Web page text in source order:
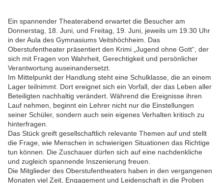
Ein spannender Theaterabend erwartet die Besucher am
Donnerstag, 18. Juni, und Freitag, 19. Juni, jeweils um 19.30 Uhr
in der Aula des Gymnasiums Veitshöchheim. Das
Oberstufentheater präsentiert den Krimi „Jugend ohne Gott“, der
sich mit Fragen von Wahrheit, Gerechtigkeit und persönlicher
Verantwortung auseinandersetzt.
Im Mittelpunkt der Handlung steht eine Schulklasse, die an einem
Lager teilnimmt. Dort ereignet sich ein Vorfall, der das Leben aller
Beteiligten nachhaltig verändert. Während die Ereignisse ihren
Lauf nehmen, beginnt ein Lehrer nicht nur die Einstellungen
seiner Schüler, sondern auch sein eigenes Verhalten kritisch zu
hinterfragen.
Das Stück greift gesellschaftlich relevante Themen auf und stellt
die Frage, wie Menschen in schwierigen Situationen das Richtige
tun können. Die Zuschauer dürfen sich auf eine nachdenkliche
und zugleich spannende Inszenierung freuen.
Die Mitglieder des Oberstufentheaters haben in den vergangenen
Monaten viel Zeit, Engagement und Leidenschaft in die Proben